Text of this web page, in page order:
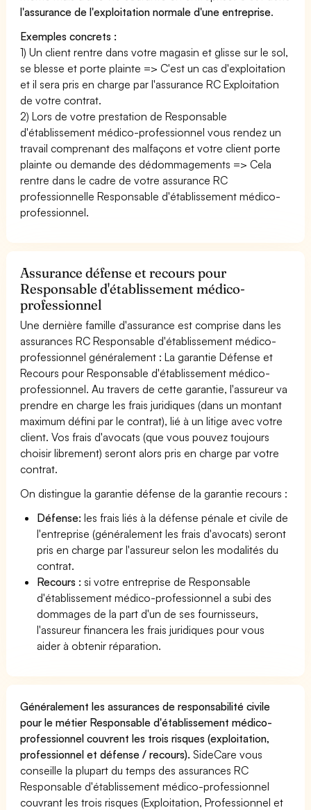
l'assurance de l'exploitation normale d'une entreprise.
Exemples concrets :
1) Un client rentre dans votre magasin et glisse sur le sol,
se blesse et porte plainte => C'est un cas d'exploitation
et il sera pris en charge par l'assurance RC Exploitation
de votre contrat.
2) Lors de votre prestation de Responsable
d'établissement médico-professionnel vous rendez un
travail comprenant des malfaçons et votre client porte
plainte ou demande des dédommagements => Cela
rentre dans le cadre de votre assurance RC
professionnelle Responsable d'établissement médico-
professionnel.
Assurance défense et recours pour
Responsable d'établissement médico-
professionnel
Une dernière famille d'assurance est comprise dans les
assurances RC Responsable d'établissement médico-
professionnel généralement : La garantie Défense et
Recours pour Responsable d'établissement médico-
professionnel. Au travers de cette garantie, l'assureur va
prendre en charge les frais juridiques (dans un montant
maximum défini par le contrat), lié à un litige avec votre
client. Vos frais d'avocats (que vous pouvez toujours
choisir librement) seront alors pris en charge par votre
contrat.
On distingue la garantie défense de la garantie recours :
Défense: les frais liés à la défense pénale et civile de
l'entreprise (généralement les frais d'avocats) seront
pris en charge par l'assureur selon les modalités du
contrat.
Recours : si votre entreprise de Responsable
d'établissement médico-professionnel a subi des
dommages de la part d'un de ses fournisseurs,
l'assureur financera les frais juridiques pour vous
aider à obtenir réparation.
Généralement les assurances de responsabilité civile
pour le métier Responsable d'établissement médico-
professionnel couvrent les trois risques (exploitation,
professionnel et défense / recours). SideCare vous
conseille la plupart du temps des assurances RC
Responsable d'établissement médico-professionnel
couvrant les trois risques (Exploitation, Professionnel et